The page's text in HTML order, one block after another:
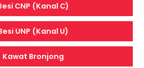
CNP (Kanal C)
UNP (Kanal U)
Kawat Bronjong